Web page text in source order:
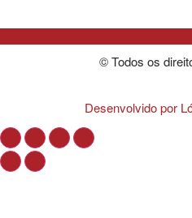
© Todos os
Desenvolvido por